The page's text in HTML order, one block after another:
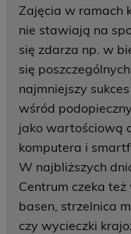
Zajęcia w ramach
nie stawiają na
się zdarza np. w
się
najmniejszy
wśród
jako wartościową
komputera i
W najbliższych
Centrum czeka
basen, strzelnica
czy wycieczki